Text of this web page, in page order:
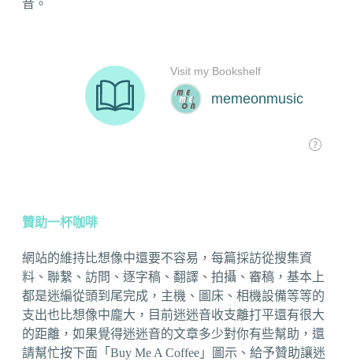
音。
贊助一杯咖啡
網站的維持比想像中還要不容易，每篇採訪從搜集資
料、聯繫、訪問、逐字稿、翻譯、拍攝、審稿，基本上
都是迷編從頭到尾完成，主機、圖床、相機設備等等的
支出也比想像中龐大，目前迷迷音收支離打平還有很大
的距離，如果覺得迷迷音的文章多少對你有些幫助，還
請幫忙按下面「Buy Me A Coffee」圖示、給予贊助讓迷